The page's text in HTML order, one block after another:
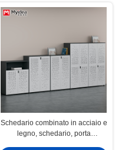
Schedario combinato in acciaio e
legno, schedario, porta